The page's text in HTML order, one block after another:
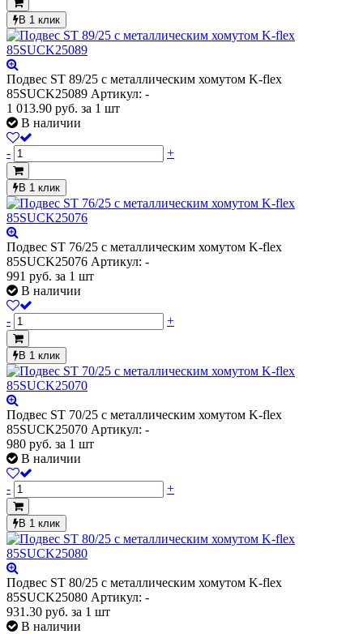
В 1 клик
Подвес ST 89/25 с металлическим хомутом K-flex
85SUCK25089 Артикул: -
1 013.90 руб. за 1 шт
В наличии
- +
В 1 клик
Подвес ST 76/25 с металлическим хомутом K-flex
85SUCK25076 Артикул: -
991 руб. за 1 шт
В наличии
- +
В 1 клик
Подвес ST 70/25 с металлическим хомутом K-flex
85SUCK25070 Артикул: -
980 руб. за 1 шт
В наличии
- +
В 1 клик
Подвес ST 80/25 с металлическим хомутом K-flex
85SUCK25080 Артикул: -
931.30 руб. за 1 шт
В наличии